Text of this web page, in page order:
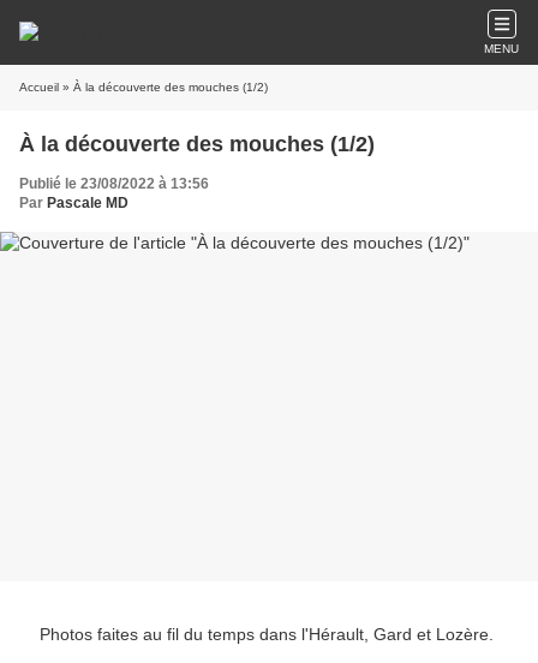
MENU
Accueil » À la découverte des mouches (1/2)
À la découverte des mouches (1/2)
Publié le 23/08/2022 à 13:56
Par Pascale MD
Photos faites au fil du temps dans l'Hérault, Gard et Lozère.